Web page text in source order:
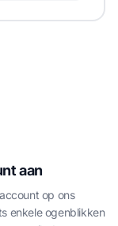
aan
op ons
enkele ogenblikken